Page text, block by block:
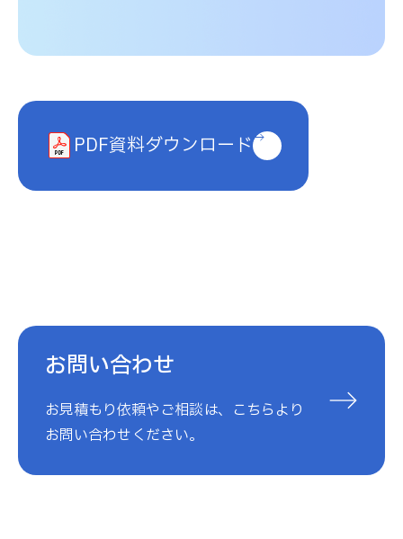
PDF資料ダウンロード
お問い合わせ
お見積もり依頼やご相談は、こちらより
お問い合わせください。